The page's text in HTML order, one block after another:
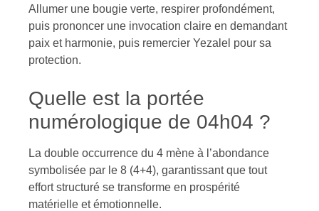
Allumer une bougie verte, respirer profondément,
puis prononcer une invocation claire en demandant
paix et harmonie, puis remercier Yezalel pour sa
protection.
Quelle est la portée
numérologique de 04h04 ?
La double occurrence du 4 mène à l’abondance
symbolisée par le 8 (4+4), garantissant que tout
effort structuré se transforme en prospérité
matérielle et émotionnelle.